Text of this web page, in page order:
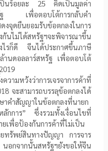
ป็นร้อยละ 25 คิดเป็นมูลค่า
เพื่อตอบโต้การกลับคำ
จุดยืนยอมรับข้อตกลงในการ
นไม่ได้สหรัฐฯจะพิจารณาขึ้น
ไรก็ดี จีนได้ประกาศขึ้นภาษี
นดอลลาร์สหรัฐ เพื่อตอบโต้
ามหวังว่าการเจรจาการค้าที่
จะสามารถบรรลุข้อตกลงได้
าคำสัญญาในข้อตกลงที่นายก
กการ” ซึ่งรวมทั้งเงื่อนไขที่
เพื่อป้องกันการค้าที่ไม่เป็น
ยทรัพย์สินทางปัญญา การจาร
อกจากนั้นสหรัฐฯยังขอให้จีน